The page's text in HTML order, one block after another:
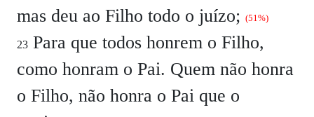
mas deu ao Filho todo o juízo; (51%)
23 Para que todos honrem o Filho,
como honram o Pai. Quem não honra
o Filho, não honra o Pai que o